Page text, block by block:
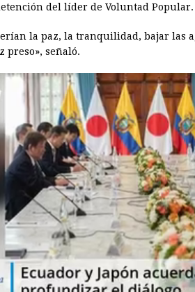
del líder de Voluntad Popular.
la paz, la tranquilidad, bajar las
preso», señaló.